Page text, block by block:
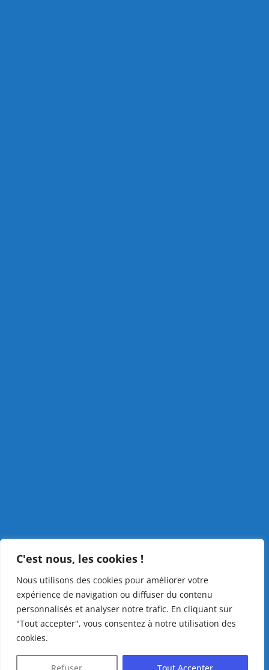
C'est nous, les cookies !
Nous utilisons des cookies pour améliorer votre
expérience de navigation ou diffuser du contenu
personnalisés et analyser notre trafic. En cliquant sur
"Tout accepter", vous consentez à notre utilisation des
cookies.